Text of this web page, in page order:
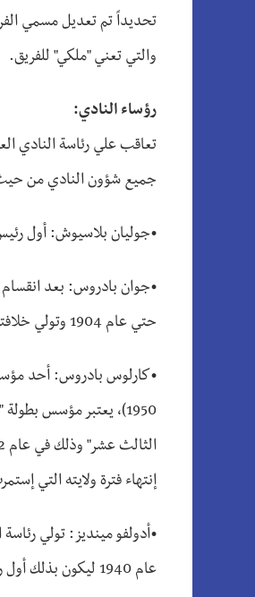
تحديداً تم تعديل مسمي
والتي تعني "ملكي" للفريق.
رؤساء النادي:
جميع شؤون النادي من حيث
•جوليان بلاسيوش: أول رئيس للنادي
حتي عام 1904 وتولي خلافته أخاه "كارلوس بادروس".
1950)، يعتبر مؤسس
إنتهاء فترة ولايته التي إستمرت من عام 1904 إلي 1908 من قبل الرئيس
عام 1940 ليكون بذلك أول رئيس يقود النادي في ولايتين مختلفتين.